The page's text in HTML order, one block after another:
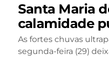
Santa Maria
calamidade
As fortes chuvas
segunda-feira (29)